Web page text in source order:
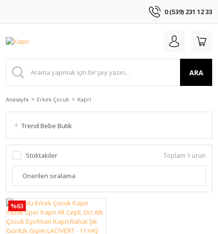
0 (539) 231 12 33
ARA
Anasayfa Erkek Çocuk Kapri
Trend Bebe Butik
Stoktakiler Toplam 1 ürün
%63